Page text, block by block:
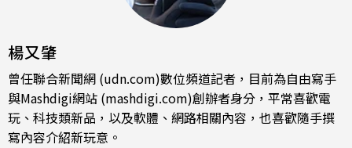
楊又肇
曾任聯合新聞網 (udn.com)數位頻道記者，目前為自由寫手
與Mashdigi網站 (mashdigi.com)創辦者身分，平常喜歡電
玩、科技類新品，以及軟體、網路相關內容，也喜歡隨手撰
寫內容介紹新玩意。